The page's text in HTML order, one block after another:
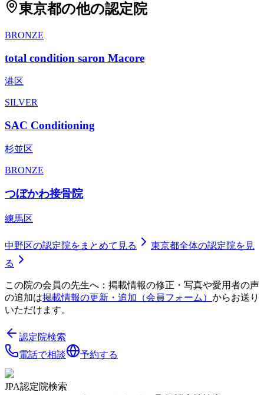
東京都の他の認定院
BRONZE
total condition saron Macore
港区
SILVER
SAC Conditioning
杉並区
BRONZE
つぼかわ接骨院
練馬区
中野区の認定院をまとめて見る 東京都全体の認定院を見
る
この院の会員の先生へ：掲載情報の修正・写真や愛用者の声
の追加は掲載情報の更新・追加（会員フォーム） からお送り
いただけます。
認定院検索
電話で相談
予約する
JPA認定院検索